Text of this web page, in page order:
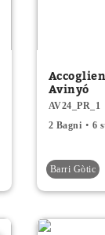
Avinyó
AV24_PR_1
2 Bagni
6
Barri Gòtic